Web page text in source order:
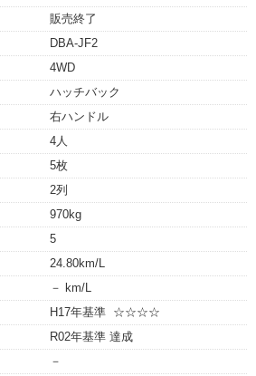
販売終了
DBA-JF2
4WD
ハッチバック
右ハンドル
4人
5枚
2列
970kg
5
24.80km/L
－ km/L
H17年基準 ☆☆☆☆
R02年基準 達成
－